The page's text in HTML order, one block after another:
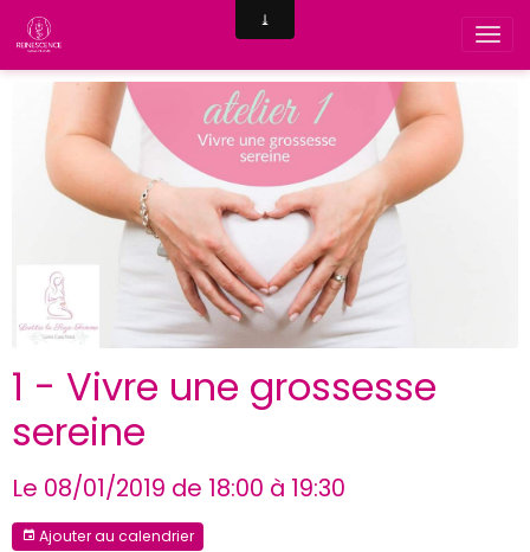
1 - Vivre une grossesse
sereine
Le 08/01/2019 de 18:00 à 19:30
Ajouter au calendrier